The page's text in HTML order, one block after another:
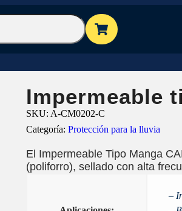
Impermeable
SKU: A-CM0202-C
Categoría: Protección para la lluvia
El Impermeable Tipo Manga
(poliforro), sellado con alta
–